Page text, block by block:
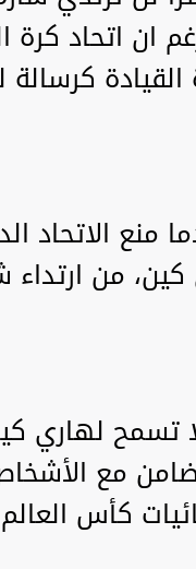
ان اتحاد كرة
كرسالة
منع الاتحاد
من
مع
كأس